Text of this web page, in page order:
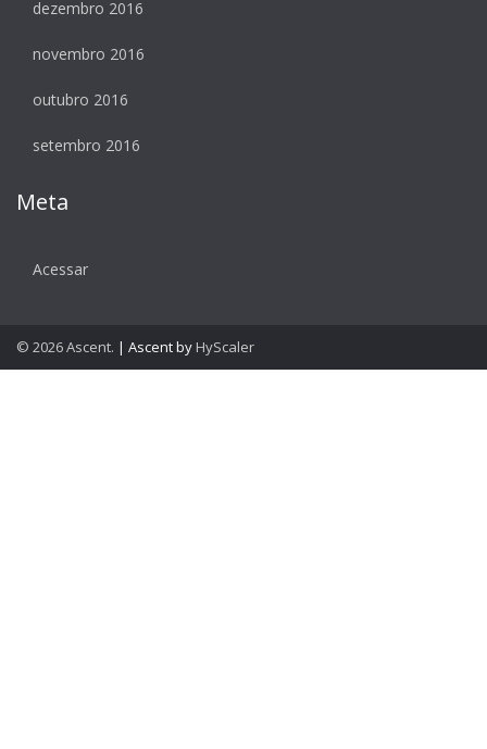
dezembro 2016
novembro 2016
outubro 2016
setembro 2016
Meta
Acessar
© 2026 Ascent. | Ascent by HyScaler